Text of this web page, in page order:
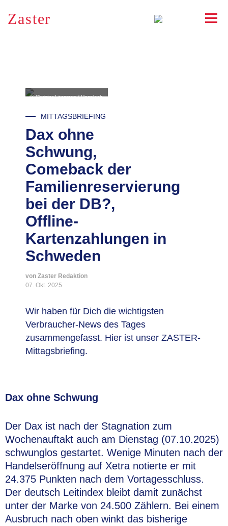
RSS
Zaster
© Christer Lässman / Unsplash
MITTAGSBRIEFING
Dax ohne
Schwung,
Comeback der
Familienreservierung
bei der DB?,
Offline-
Kartenzahlungen in
Schweden
von Zaster Redaktion
07. Okt. 2025
Wir haben für Dich die wichtigsten
Verbraucher-News des Tages
zusammengefasst. Hier ist unser ZASTER-
Mittagsbriefing.
Dax ohne Schwung
Der Dax ist nach der Stagnation zum
Wochenauftakt auch am Dienstag (07.10.2025)
schwunglos gestartet. Wenige Minuten nach der
Handelseröffnung auf Xetra notierte er mit
24.375 Punkten nach dem Vortagesschluss.
Der deutsch Leitindex bleibt damit zunächst
unter der Marke von 24.500 Zählern. Bei einem
Ausbruch nach oben winkt das bisherige